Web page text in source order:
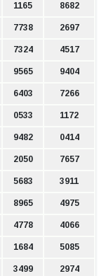
1165 8682
7738 2697
7324 4517
9565 9404
6403 7266
0533 1172
9482 0414
2050 7657
5683 3911
8965 4975
4778 4066
1684 5085
3499 2974